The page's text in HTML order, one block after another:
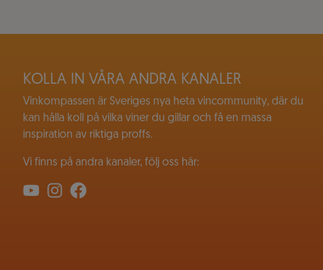
KOLLA IN VÅRA ANDRA KANALER
Vinkompassen är Sveriges nya heta vincommunity, där du
kan hålla koll på vilka viner du gillar och få en massa
inspiration av riktiga proffs.
Vi finns på andra kanaler, följ oss här: